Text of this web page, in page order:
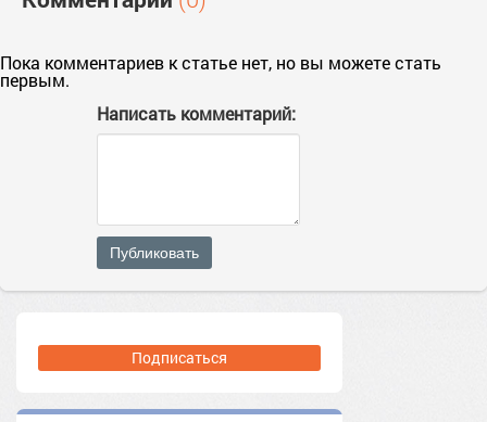
Пока комментариев к статье нет, но вы можете стать
первым.
Написать комментарий:
Публиковать
Подписаться